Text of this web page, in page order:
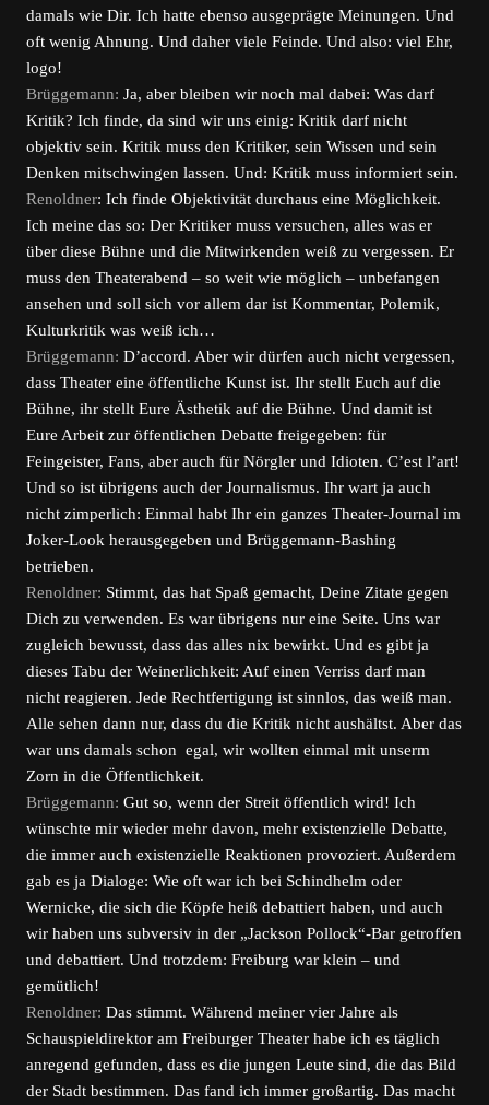
damals wie Dir. Ich hatte ebenso ausgeprägte Meinungen. Und
oft wenig Ahnung. Und daher viele Feinde. Und also: viel Ehr,
logo!
Brüggemann: Ja, aber bleiben wir noch mal dabei: Was darf
Kritik? Ich finde, da sind wir uns einig: Kritik darf nicht
objektiv sein. Kritik muss den Kritiker, sein Wissen und sein
Denken mitschwingen lassen. Und: Kritik muss informiert sein.
Renoldner: Ich finde Objektivität durchaus eine Möglichkeit.
Ich meine das so: Der Kritiker muss versuchen, alles was er
über diese Bühne und die Mitwirkenden weiß zu vergessen. Er
muss den Theaterabend – so weit wie möglich – unbefangen
ansehen und soll sich vor allem dar ist Kommentar, Polemik,
Kulturkritik was weiß ich…
Brüggemann: D’accord. Aber wir dürfen auch nicht vergessen,
dass Theater eine öffentliche Kunst ist. Ihr stellt Euch auf die
Bühne, ihr stellt Eure Ästhetik auf die Bühne. Und damit ist
Eure Arbeit zur öffentlichen Debatte freigegeben: für
Feingeister, Fans, aber auch für Nörgler und Idioten. C’est l’art!
Und so ist übrigens auch der Journalismus. Ihr wart ja auch
nicht zimperlich: Einmal habt Ihr ein ganzes Theater-Journal im
Joker-Look herausgegeben und Brüggemann-Bashing
betrieben.
Renoldner: Stimmt, das hat Spaß gemacht, Deine Zitate gegen
Dich zu verwenden. Es war übrigens nur eine Seite. Uns war
zugleich bewusst, dass das alles nix bewirkt. Und es gibt ja
dieses Tabu der Weinerlichkeit: Auf einen Verriss darf man
nicht reagieren. Jede Rechtfertigung ist sinnlos, das weiß man.
Alle sehen dann nur, dass du die Kritik nicht aushältst. Aber das
war uns damals schon egal, wir wollten einmal mit unserm
Zorn in die Öffentlichkeit.
Brüggemann: Gut so, wenn der Streit öffentlich wird! Ich
wünschte mir wieder mehr davon, mehr existenzielle Debatte,
die immer auch existenzielle Reaktionen provoziert. Außerdem
gab es ja Dialoge: Wie oft war ich bei Schindhelm oder
Wernicke, die sich die Köpfe heiß debattiert haben, und auch
wir haben uns subversiv in der „Jackson Pollock“-Bar getroffen
und debattiert. Und trotzdem: Freiburg war klein – und
gemütlich!
Renoldner: Das stimmt. Während meiner vier Jahre als
Schauspieldirektor am Freiburger Theater habe ich es täglich
anregend gefunden, dass es die jungen Leute sind, die das Bild
der Stadt bestimmen. Das fand ich immer großartig. Das macht